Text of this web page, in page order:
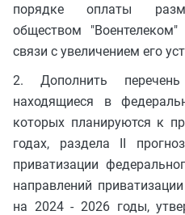
порядке оплаты
обществом
связи с увеличением его
2. Дополнить
находящиеся в
которых планируются к
годах, раздела II
приватизации
направлений
на 2024 - 2026 годы,